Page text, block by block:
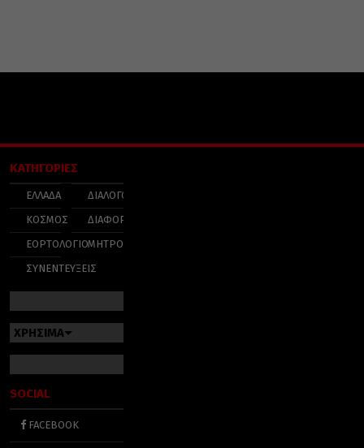
ΚΑΤΗΓΟΡΙΕΣ
ΕΛΛΑΔΑ
ΚΟΣΜΟΣ
ΕΟΡΤΟΛΟΓΙΟ
ΣΥΝΕΝΤΕΥΞΕΙΣ
ΔΙΑΛΟΓΟΣ
ΔΙΑΦΟΡΑ
ΜΗΤΡΟΠΟΛΕΙΣ
ΧΡΗΣΙΜΑ
SOCIAL
FACEBOOK